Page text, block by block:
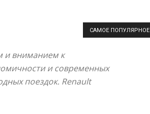
и вниманием к
и современных
поездок. Renault
САМОЕ ПОПУЛЯРНОЕ